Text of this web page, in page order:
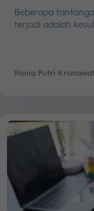
Beberapa
terjadi adalah
Rania Putri